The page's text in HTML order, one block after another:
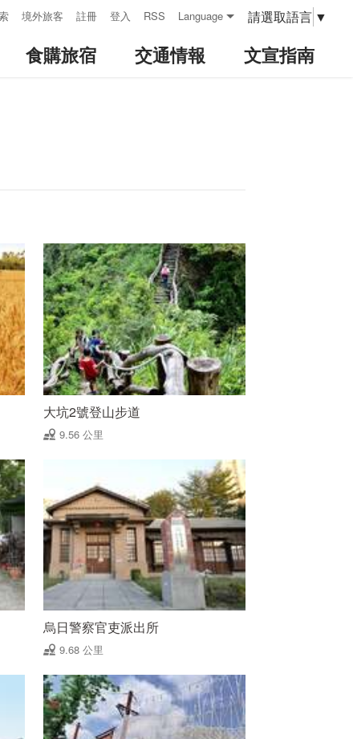
境外旅客 註冊 登入 RSS Language 請選取語言 ▼
食購旅宿 交通情報 文宣指南
大坑2號登山步道
9.56 公里
烏日警察官吏派出所
9.68 公里